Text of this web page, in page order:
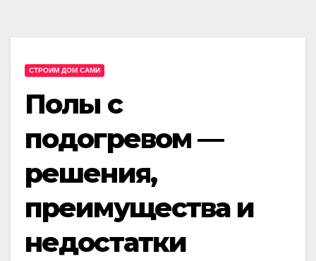
СТРОИМ ДОМ САМИ
Полы с
подогревом —
решения,
преимущества и
недостатки